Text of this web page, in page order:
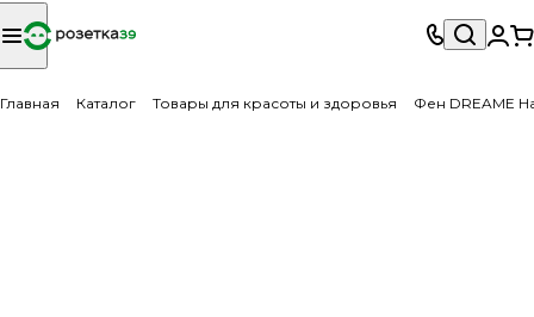
Главная Каталог Товары для красоты и здоровья Фен DREAME